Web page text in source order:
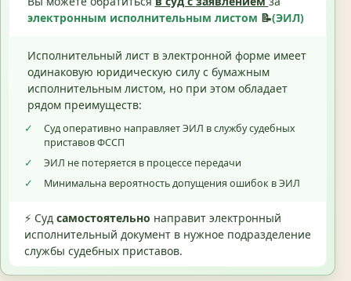
электронным исполнительным листом 📝(ЭИЛ)
Исполнительный лист в электронной форме имеет
одинаковую юридическую силу с бумажным
исполнительным листом, но при этом обладает
рядом преимуществ:
✓
Суд оперативно направляет ЭИЛ в службу судебных
приставов ФССП
✓
ЭИЛ не потеряется в процессе передачи
✓
Минимальна вероятность допущения ошибок в ЭИЛ
⚡ Суд самостоятельно направит электронный
исполнительный документ в нужное подразделение
службы судебных приставов.